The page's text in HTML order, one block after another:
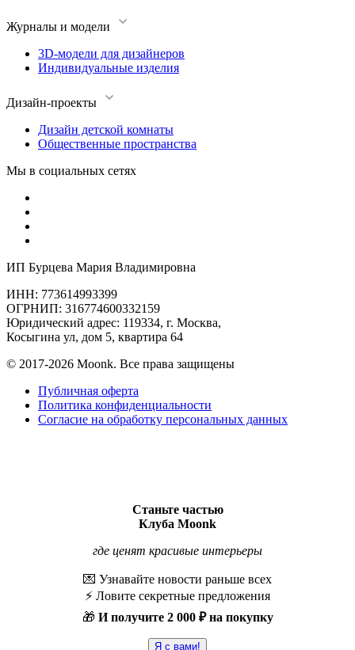
Журналы и модели
3D-модели для дизайнеров
Индивидуальные изделия
Дизайн-проекты
Дизайн детской комнаты
Общественные пространства
Мы в социальных сетях
ИП Бурцева Мария Владимировна
ИНН: 773614993399
ОГРНИП: 316774600332159
Юридический адрес: 119334, г. Москва,
Косыгина ул, дом 5, квартира 64
© 2017-2026 Moonk. Все права защищены
Публичная оферта
Политика конфиденциальности
Согласие на обработку персональных данных
Станьте частью
Клуба Moonk
где ценят красивые интерьеры
💌 Узнавайте новости раньше всех
⚡️ Ловите секретные предложения
🎁 И получите 2 000 ₽ на покупку
Я с вами!